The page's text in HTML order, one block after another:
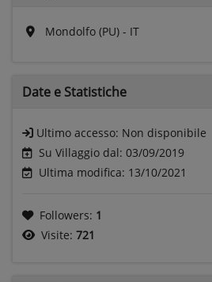
Mondolfo (PU) - IT
Date e Statistiche
Ultimo accesso: Non disponibile
Su Villaggio dal: 03/09/2019
Ultima modifica: 13/10/2021
Followers: 1
Visite: 721